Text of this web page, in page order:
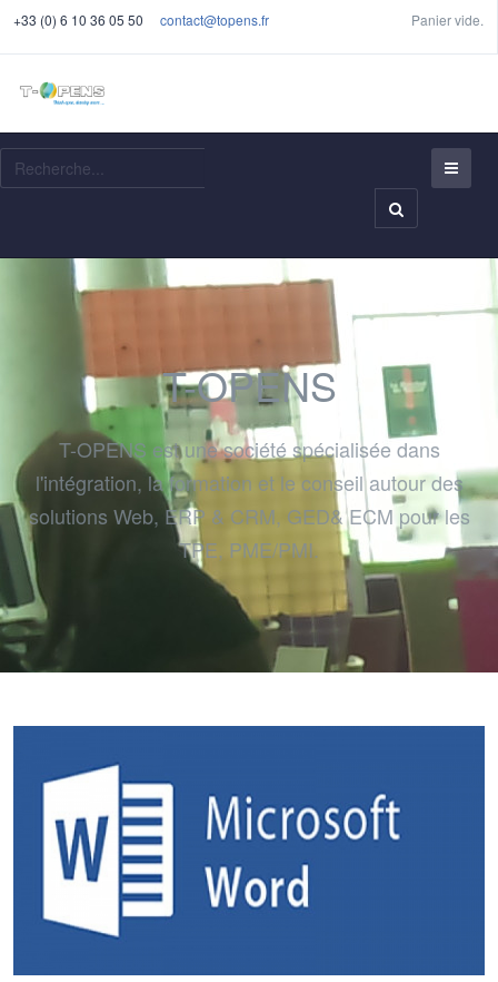
+33 (0) 6 10 36 05 50 contact@topens.fr Panier vide.
T-OPENS
T-OPENS est une société spécialisée dans
l'intégration, la formation et le conseil autour des
solutions Web, ERP & CRM, GED& ECM pour les
TPE, PME/PMI.